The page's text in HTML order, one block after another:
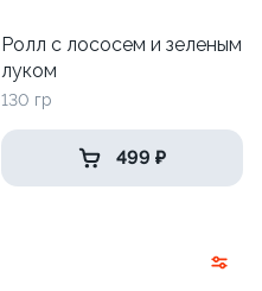
Ролл с лососем и зеленым
луком
130 гр
499 ₽